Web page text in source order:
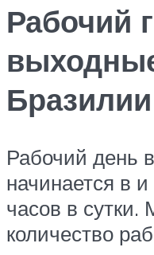
Рабочий
Бразилии
Рабочий день
начинается в
часов в
количество